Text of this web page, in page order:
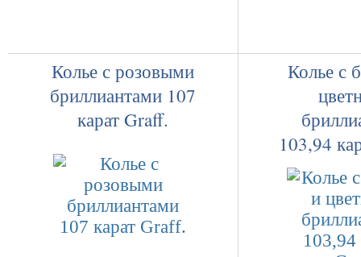
Колье с розовыми
бриллиантами 107
карат Graff.
Колье с
103,94